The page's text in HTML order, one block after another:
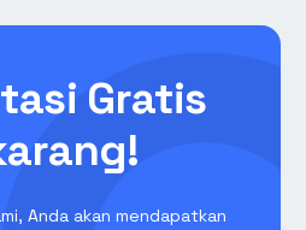
Gratis
Anda akan mendapatkan